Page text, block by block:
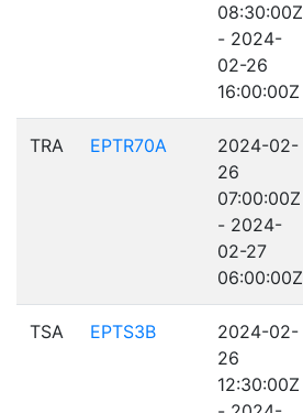
08:30:00Z
- 2024-
02-26
16:00:00Z
TRA EPTR70A
2024-02-
26
07:00:00Z
- 2024-
02-27
06:00:00Z
TSA EPTS3B
2024-02-
26
12:30:00Z